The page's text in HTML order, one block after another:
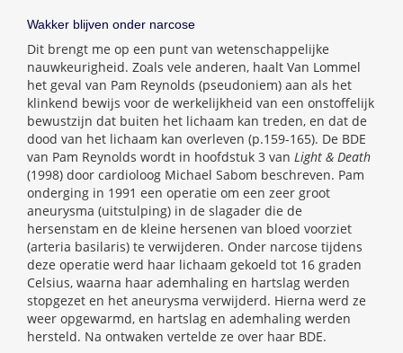
Wakker blijven onder narcose
Dit brengt me op een punt van wetenschappelijke
nauwkeurigheid. Zoals vele anderen, haalt Van Lommel
het geval van Pam Reynolds (pseudoniem) aan als het
klinkend bewijs voor de werkelijkheid van een onstoffelijk
bewustzijn dat buiten het lichaam kan treden, en dat de
dood van het lichaam kan overleven (p.159-165). De BDE
van Pam Reynolds wordt in hoofdstuk 3 van Light & Death
(1998) door cardioloog Michael Sabom beschreven. Pam
onderging in 1991 een operatie om een zeer groot
aneurysma (uitstulping) in de slagader die de
hersenstam en de kleine hersenen van bloed voorziet
(arteria basilaris) te verwijderen. Onder narcose tijdens
deze operatie werd haar lichaam gekoeld tot 16 graden
Celsius, waarna haar ademhaling en hartslag werden
stopgezet en het aneurysma verwijderd. Hierna werd ze
weer opgewarmd, en hartslag en ademhaling werden
hersteld. Na ontwaken vertelde ze over haar BDE.